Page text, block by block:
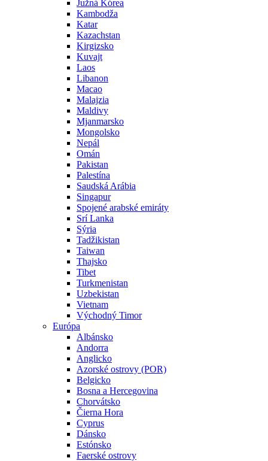
Južná Kórea
Kambodža
Katar
Kazachstan
Kirgizsko
Kuvajt
Laos
Libanon
Macao
Malajzia
Maldivy
Mjanmarsko
Mongolsko
Nepál
Omán
Pakistan
Palestína
Saudská Arábia
Singapur
Spojené arabské emiráty
Srí Lanka
Sýria
Tadžikistan
Taiwan
Thajsko
Tibet
Turkmenistan
Uzbekistan
Vietnam
Východný Timor
Európa
Albánsko
Andorra
Anglicko
Azorské ostrovy (POR)
Belgicko
Bosna a Hercegovina
Chorvátsko
Čierna Hora
Cyprus
Dánsko
Estónsko
Faerské ostrovy